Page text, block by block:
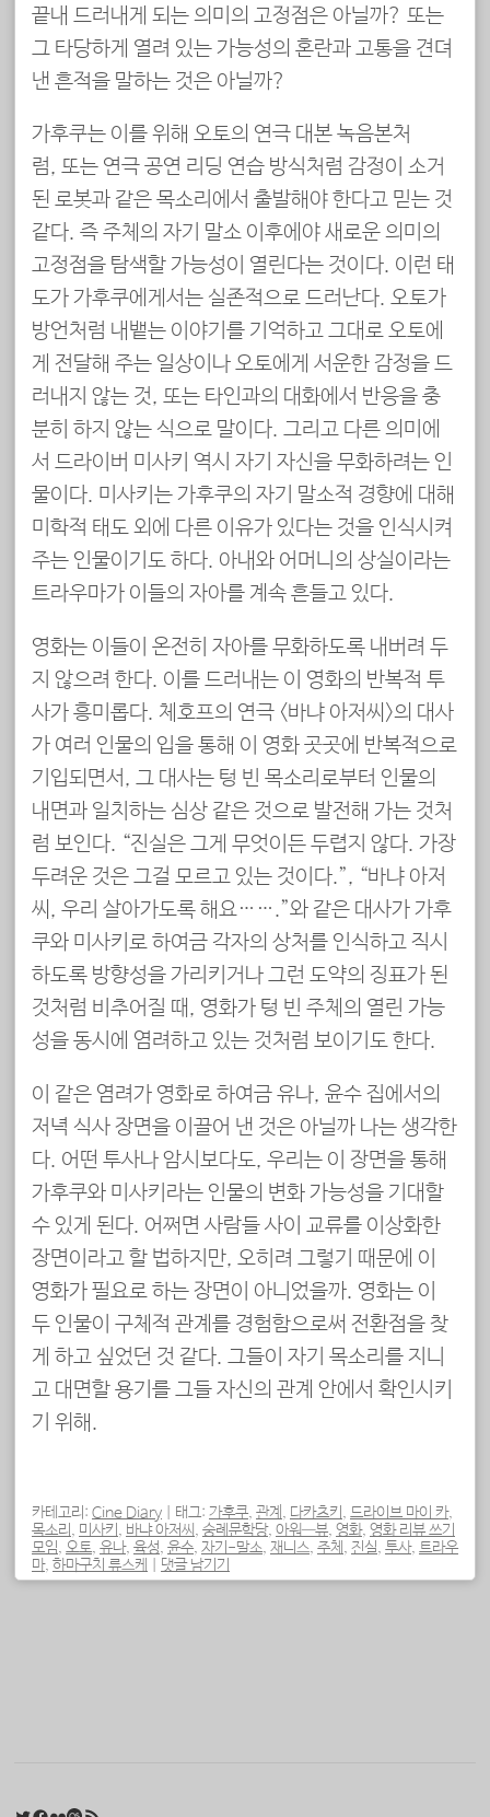
끝내 드러내게 되는 의미의 고정점은 아닐까? 또는
그 타당하게 열려 있는 가능성의 혼란과 고통을 견뎌
낸 흔적을 말하는 것은 아닐까?
가후쿠는 이를 위해 오토의 연극 대본 녹음본처
럼, 또는 연극 공연 리딩 연습 방식처럼 감정이 소거
된 로봇과 같은 목소리에서 출발해야 한다고 믿는 것
같다. 즉 주체의 자기 말소 이후에야 새로운 의미의
고정점을 탐색할 가능성이 열린다는 것이다. 이런 태
도가 가후쿠에게서는 실존적으로 드러난다. 오토가
방언처럼 내뱉는 이야기를 기억하고 그대로 오토에
게 전달해 주는 일상이나 오토에게 서운한 감정을 드
러내지 않는 것, 또는 타인과의 대화에서 반응을 충
분히 하지 않는 식으로 말이다. 그리고 다른 의미에
서 드라이버 미사키 역시 자기 자신을 무화하려는 인
물이다. 미사키는 가후쿠의 자기 말소적 경향에 대해
미학적 태도 외에 다른 이유가 있다는 것을 인식시켜
주는 인물이기도 하다. 아내와 어머니의 상실이라는
트라우마가 이들의 자아를 계속 흔들고 있다.
영화는 이들이 온전히 자아를 무화하도록 내버려 두
지 않으려 한다. 이를 드러내는 이 영화의 반복적 투
사가 흥미롭다. 체호프의 연극 <바냐 아저씨>의 대사
가 여러 인물의 입을 통해 이 영화 곳곳에 반복적으로
기입되면서, 그 대사는 텅 빈 목소리로부터 인물의
내면과 일치하는 심상 같은 것으로 발전해 가는 것처
럼 보인다. “진실은 그게 무엇이든 두렵지 않다. 가장
두려운 것은 그걸 모르고 있는 것이다.”, “바냐 아저
씨, 우리 살아가도록 해요…….”와 같은 대사가 가후
쿠와 미사키로 하여금 각자의 상처를 인식하고 직시
하도록 방향성을 가리키거나 그런 도약의 징표가 된
것처럼 비추어질 때, 영화가 텅 빈 주체의 열린 가능
성을 동시에 염려하고 있는 것처럼 보이기도 한다.
이 같은 염려가 영화로 하여금 유나, 윤수 집에서의
저녁 식사 장면을 이끌어 낸 것은 아닐까 나는 생각한
다. 어떤 투사나 암시보다도, 우리는 이 장면을 통해
가후쿠와 미사키라는 인물의 변화 가능성을 기대할
수 있게 된다. 어쩌면 사람들 사이 교류를 이상화한
장면이라고 할 법하지만, 오히려 그렇기 때문에 이
영화가 필요로 하는 장면이 아니었을까. 영화는 이
두 인물이 구체적 관계를 경험함으로써 전환점을 찾
게 하고 싶었던 것 같다. 그들이 자기 목소리를 지니
고 대면할 용기를 그들 자신의 관계 안에서 확인시키
기 위해.
카테고리: Cine Diary 태그: 가후쿠, 관계 , 다카츠키 , 드라이브 마이 카,
목소리 , 미사키 , 바냐 아저씨, 숭례문학당, 아워—뷰, 영화, 영화 리뷰 쓰기
모임, 오토, 유나, 육성, 윤수, 자기-말소, 재니스, 주체 , 진실, 투사, 트라우
마, 하마구치 류스케 댓글 남기기
Twitter
Facebook
FlickrLast.fm